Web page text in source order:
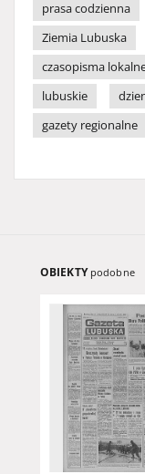
prasa codzienna
Ziemia Lubuska
czasopisma
lubuskie
gazety regionalne
OBIEKTY podobne